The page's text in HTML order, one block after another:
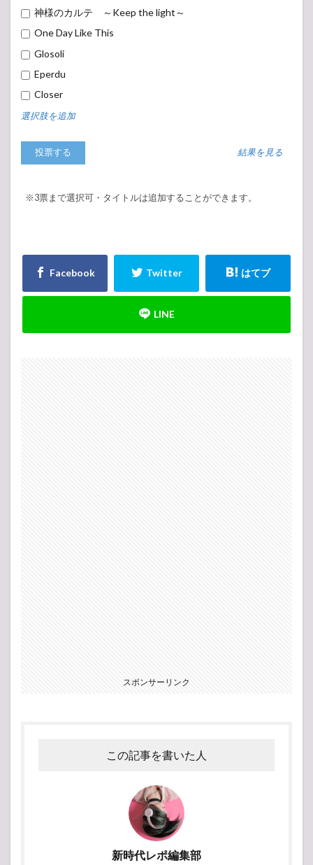
神様のカルテ ～Keep the light～
One Day Like This
Glosoli
Eperdu
Closer
選択肢を追加
結果を見る
※3票まで選択可・タイトルは追加することができます。
スポンサーリンク
この記事を書いた人
新時代レポ編集部